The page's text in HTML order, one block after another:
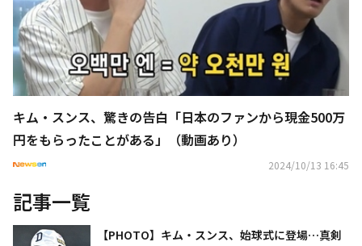
キム・スンス、驚きの告白「日本のファンから現金500万
円をもらったことがある」（動画あり）
2024/10/13 16:45
記事一覧
【PHOTO】キム・スンス、始球式に登場…真剣